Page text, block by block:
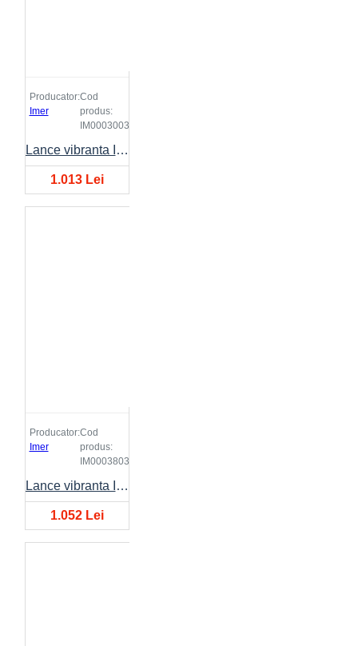
Producator:
Imer
Cod
produs:
IM0003003
Lance vibranta IMER FX Ø30mm, lungime 3 metri
1.013 Lei
Producator:
Imer
Cod
produs:
IM0003803
Lance vibranta IMER FX Ø38mm, lungime 3 metri
1.052 Lei